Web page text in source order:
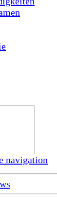
navigation